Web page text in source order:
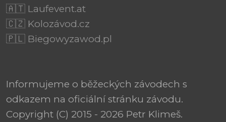
🇦🇹 Laufevent.at
🇨🇿 Kolozávod.cz
🇵🇱 Biegowyzawod.pl
Informujeme o běžeckých závodech s
odkazem na oficiální stránku závodu.
Copyright (C) 2015 - 2026 Petr Klimeš.